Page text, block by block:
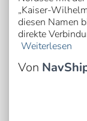
„Kaiser-
diesen Namen
direkte
Weiterlesen
Von